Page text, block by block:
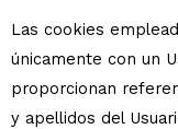
Las cookies
únicamente con un
proporcionan
y apellidos del